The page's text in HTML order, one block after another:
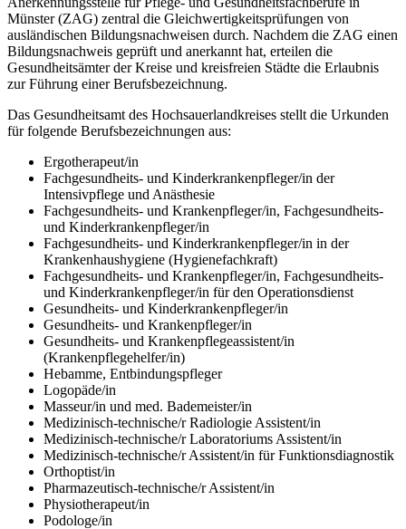
Münster (ZAG) zentral die Gleichwertigkeitsprüfungen von
ausländischen Bildungsnachweisen durch. Nachdem die ZAG einen
Bildungsnachweis geprüft und anerkannt hat, erteilen die
Gesundheitsämter der Kreise und kreisfreien Städte die Erlaubnis
zur Führung einer Berufsbezeichnung.
Das Gesundheitsamt des Hochsauerlandkreises stellt die Urkunden
für folgende Berufsbezeichnungen aus:
Ergotherapeut/in
Fachgesundheits- und Kinderkrankenpfleger/in der
Intensivpflege und Anästhesie
Fachgesundheits- und Krankenpfleger/in, Fachgesundheits-
und Kinderkrankenpfleger/in
Fachgesundheits- und Kinderkrankenpfleger/in in der
Krankenhaushygiene (Hygienefachkraft)
Fachgesundheits- und Krankenpfleger/in, Fachgesundheits-
und Kinderkrankenpfleger/in für den Operationsdienst
Gesundheits- und Kinderkrankenpfleger/in
Gesundheits- und Krankenpfleger/in
Gesundheits- und Krankenpflegeassistent/in
(Krankenpflegehelfer/in)
Hebamme, Entbindungspfleger
Logopäde/in
Masseur/in und med. Bademeister/in
Medizinisch-technische/r Radiologie Assistent/in
Medizinisch-technische/r Laboratoriums Assistent/in
Medizinisch-technische/r Assistent/in für Funktionsdiagnostik
Orthoptist/in
Pharmazeutisch-technische/r Assistent/in
Physiotherapeut/in
Podologe/in